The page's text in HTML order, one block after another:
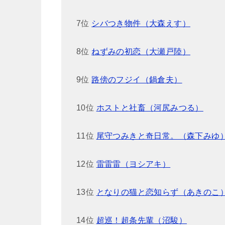
7位 シバつき物件（大森えす）
8位 ねずみの初恋（大瀬戸陸）
9位 路傍のフジイ（鍋倉夫）
10位 ホストと社畜（河尻みつる）
11位 尾守つみきと奇日常。（森下みゆ
12位 雷雷雷（ヨシアキ）
13位 となりの猫と恋知らず（あきのこ
14位 超巡！超条先輩（沼駿）